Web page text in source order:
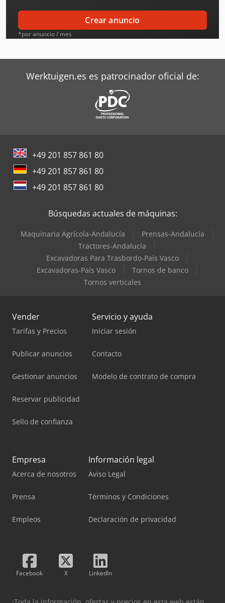
Chicago Pneumatic Compresores
Fini Compresores
Graco Bombas
Hydrovane Compresores
Metso Bombas
Rexroth Bombas
Siemens Motores Eléctricos
Wilo Bombas
Ziehl Abegg Ventiladores
Crear anuncio
*por anuncio / mes
Werktuigen.es es patrocinador oficial de:
+49 201 857 861 80
+49 201 857 861 80
+49 201 857 861 80
Búsquedas actuales de máquinas:
Maquinaria Agrícola-Andalucía
Prensas-Andalucía
Tractores-Andalucía
Excavadoras Para Trasbordo-País Vasco
Excavadoras-País Vasco
Tornos de banco
Tornos verticales
Vender
Tarifas y Precios
Publicar anuncios
Gestionar anuncios
Reservar publicidad
Sello de confianza
Servicio y ayuda
Iniciar sesión
Contacto
Modelo de contrato de compra
Empresa
Acerca de nosotros
Prensa
Empleos
Información legal
Aviso Legal
Términos y Condiciones
Declaración de privacidad
Facebook X LinkedIn